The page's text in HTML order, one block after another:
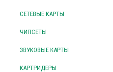
СЕТЕВЫЕ КАРТЫ
ЧИПСЕТЫ
ЗВУКОВЫЕ КАРТЫ
КАРТРИДЕРЫ